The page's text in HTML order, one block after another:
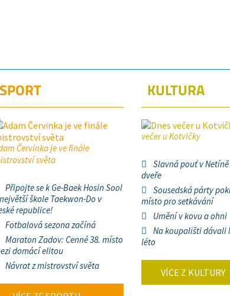
SPORT
Červinka je ve finále
světa
Připojte se k Ge-Baek Hosin Sool
škole Taekwon-Do v
republice!
Fotbalová sezona začíná
Maraton Zadov: Cenné 38. místo
domácí elitou
Návrat z mistrovství světa
KULTURA
večer u Kotvičky
Slavná pouť v
dveře
Sousedská párty
místo pro setkávání
Umění v kovu a ohni
Na koupališti dávali
léto
VÍCE Z KULTURY